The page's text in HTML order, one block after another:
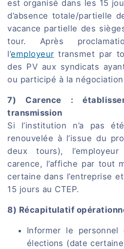
est organisé dans les 15
d’absence totale/partielle
vacance partielle des
tour. Après
l’employeur transmet par
des PV aux syndicats
ou participé à la négociation
7) Carence :
transmission
Si l’institution n’a pas
renouvelée à l’issue du
deux tours),
carence, l’affiche par tout
certaine dans l’entreprise
15 jours au CTEP.
8) Récapitulatif
Informer le personnel
élections (date